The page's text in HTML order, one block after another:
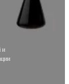
и